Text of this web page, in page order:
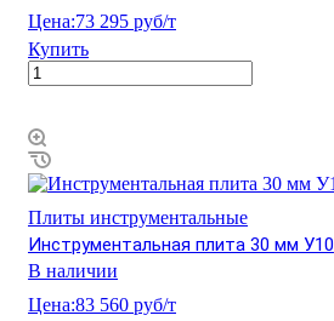
Цена:73 295 руб/т
Купить
Плиты инструментальные
Инструментальная плита 30 мм У10
В наличии
Цена:83 560 руб/т